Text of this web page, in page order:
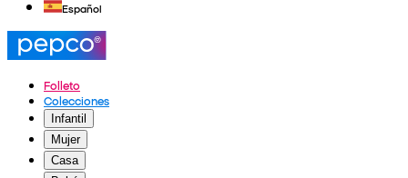
Español
Folleto
Colecciones
Infantil
Mujer
Casa